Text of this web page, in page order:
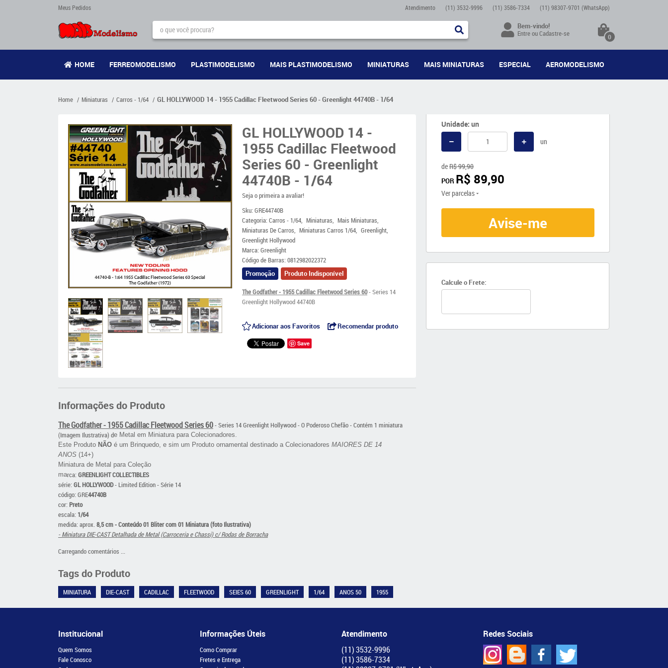
Meus Pedidos Atendimento (11) 3532-9996 (11) 3586-7334 (11) 98307-9701 (WhatsApp)
Bem-vindo!
EntreouCadastre-se 0
HOME FERREOMODELISMO PLASTIMODELISMO MAIS PLASTIMODELISMO MINIATURAS MAIS MINIATURAS ESPECIAL AEROMODELISMO
Home Miniaturas Carros - 1/64 GL HOLLYWOOD 14 - 1955 Cadillac Fleetwood Series 60 - Greenlight 44740B - 1/64
GL HOLLYWOOD 14 -
1955 Cadillac Fleetwood
Series 60 - Greenlight
44740B - 1/64
Seja o primeira a avaliar!
Sku:GRE44740B
Categoria:Carros - 1/64 Miniaturas
Mais Miniaturas
Miniaturas De Carros
Miniaturas Carros 1/64 Greenlight
Greenlight Hollywood
Marca:Greenlight
Código de Barras:0812982022372
Promoção
Produto Indisponível
The Godfather - 1955 Cadillac Fleetwood Series 60- Series 14
Greenlight Hollywood 44740B
Adicionar aos Favoritos Recomendar produto
Save
Unidade: un
un
deR$ 99,90
POR R$ 89,90
Ver parcelas
Avise-me
Calcule o Frete:
Informações do Produto
The Godfather - 1955 Cadillac Fleetwood Series 60- Series 14 Greenlight Hollywood - O Poderoso Chefão - Contém 1 miniatura
(Imagem Ilustrativa) de Metal em Miniatura para Colecionadores.
Este Produto NÃO é um Brinquedo, e sim um Produto ornamental destinado a Colecionadores MAIORES DE 14
ANOS (14+)
Miniatura de Metal para Coleção
marca:GREENLIGHT COLLECTIBLES
série:GL HOLLYWOOD- Limited Edition - Série 14
código: GRE44740B
cor: Preto
escala: 1/64
medida: aprox.8,5 cm - Conteúdo 01 Bliter com 01 Miniatura (foto Ilustrativa)
- Miniatura DIE-CAST Detalhada de Metal (Carroceria e Chassi) c/ Rodas de Borracha
Carregando comentários ...
Tags do Produto
MINIATURA DIE-CAST CADILLAC FLEETWOOD SEIES 60 GREENLIGHT 1/64 ANOS 50 1955
Institucional
Quem Somos
Fale Conosco
Informações Úteis
Como Comprar
Fretes e Entrega
Atendimento
(11)3532-9996
(11)3586-7334
Redes Sociais